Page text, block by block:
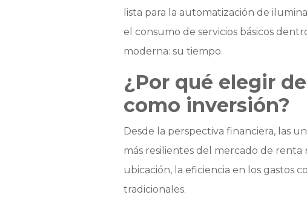
lista para la automatización de
el consumo de servicios básicos
moderna: su tiempo.
¿Por qué elegir
como inversión?
Desde la perspectiva financiera, las
más resilientes del mercado de
ubicación, la eficiencia en los gastos
tradicionales.